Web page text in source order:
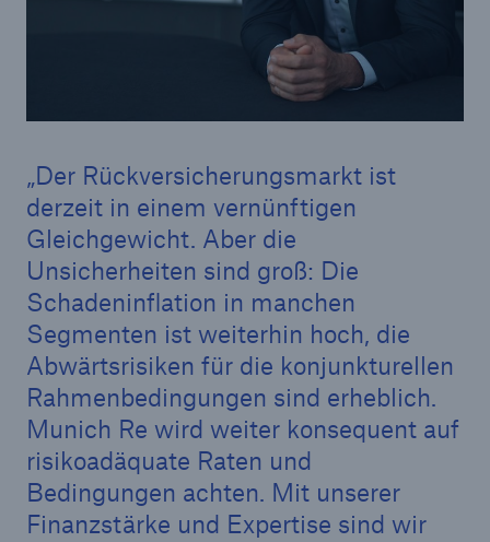
Der Rückversicherungsmarkt ist
derzeit in einem vernünftigen
Gleichgewicht. Aber die
Unsicherheiten sind groß: Die
Schadeninflation in manchen
Segmenten ist weiterhin hoch, die
Abwärtsrisiken für die konjunkturellen
Rahmenbedingungen sind erheblich.
Munich Re wird weiter konsequent auf
risikoadäquate Raten und
Bedingungen achten. Mit unserer
Finanzstärke und Expertise sind wir
Rückversicherungspartner
Fakten